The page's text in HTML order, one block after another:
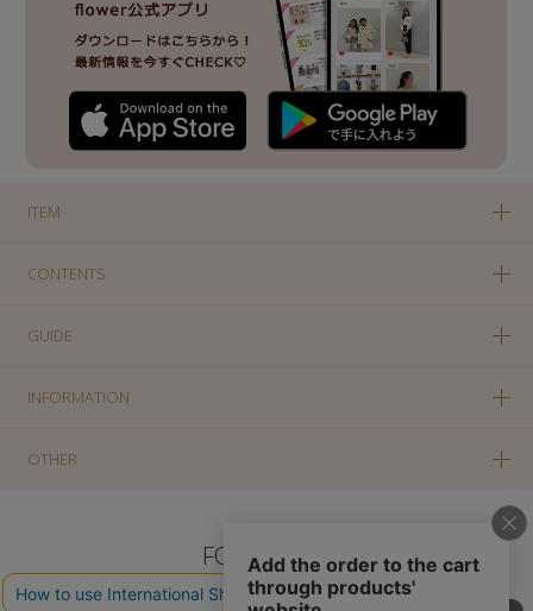
ITEM
CONTENTS
GUIDE
INFORMATION
OTHER
FOLLOW US